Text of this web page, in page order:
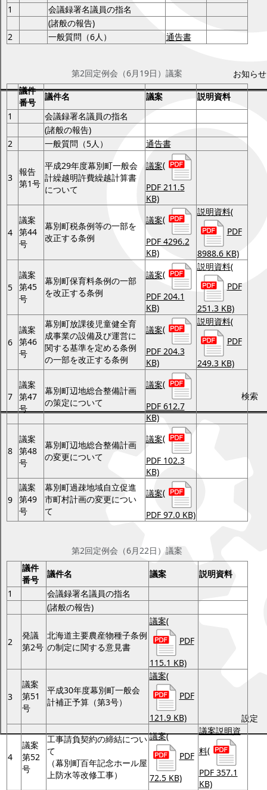
お知らせ
検索
設定
1
会議録署名議員の指名
(諸般の報告)
2
一般質問（6人） 通告書
第2回定例会（6月19日）議案
議件
番号
議件名 議案
説明資料
1
会議録署名議員の指名
(諸般の報告)
2
一般質問（5人） 通告書
3
報告
第1号
平成29年度幕別町一般会
計繰越明許費繰越計算書
について
議案(
PDF 211.5
KB)
4
議案
第44
号
幕別町税条例等の一部を
改正する条例
議案(
PDF 4296.2
KB)
説明資料(
PDF
8988.6 KB)
5
議案
第45
号
幕別町保育料条例の一部
を改正する条例
議案(
PDF 204.1
KB)
説明資料(
PDF
251.3 KB)
6
議案
第46
号
幕別町放課後児童健全育
成事業の設備及び運営に
関する基準を定める条例
の一部を改正する条例
議案(
PDF 204.3
KB)
説明資料(
PDF
249.3 KB)
7
議案
第47
号
幕別町辺地総合整備計画
の策定について
議案(
PDF 612.7
KB)
8
議案
第48
号
幕別町辺地総合整備計画
の変更について
議案(
PDF 102.3
KB)
9
議案
第49
号
幕別町過疎地域自立促進
市町村計画の変更につい
て
議案(
PDF 97.0 KB)
第2回定例会（6月22日）議案
議件
番号
議件名 議案
説明資料
1
会議録署名議員の指名
(諸般の報告)
2
発議
第2号
北海道主要農産物種子条例
の制定に関する意見書
議案(
PDF
115.1 KB)
3
議案
第51
号
平成30年度幕別町一般会
計補正予算（第3号）
議案(
PDF
121.9 KB)
4
議案
第52
号
工事請負契約の締結につい
て
（幕別町百年記念ホール屋
上防水等改修工事）
議案(
PDF
72.5 KB)
議案説明資
料(
PDF 357.1
KB)